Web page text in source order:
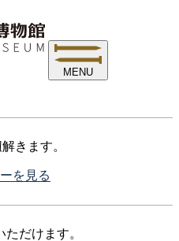
MENU
きます。
を見る
だけます。